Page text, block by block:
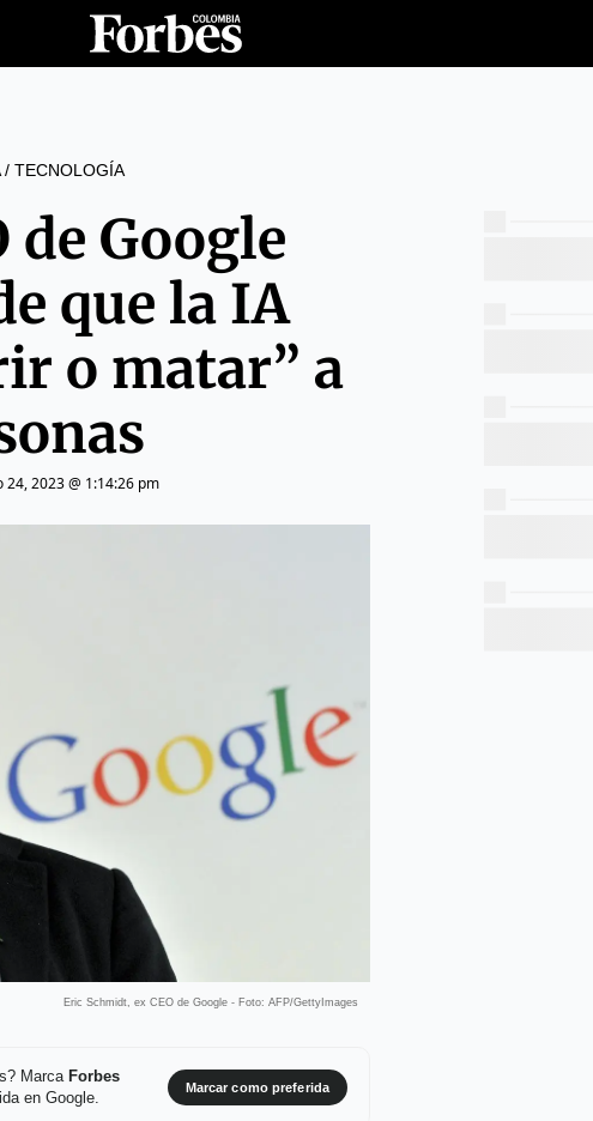
/ TECNOLOGÍA
de Google
que la IA
o matar” a
24, 2023 @ 1:14:26 pm
Eric Schmidt, ex CEO de Google - Foto: AFP/GettyImages
Marca Forbes
en Google.
Marcar como preferida